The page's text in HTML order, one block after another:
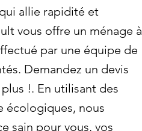
allie rapidité et
vous offre un ménage à
par une équipe de
Demandez un devis
!. En utilisant des
écologiques, nous
sain pour vous, vos